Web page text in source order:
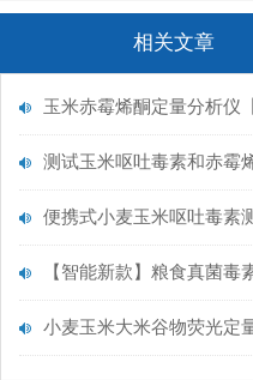
相关文章